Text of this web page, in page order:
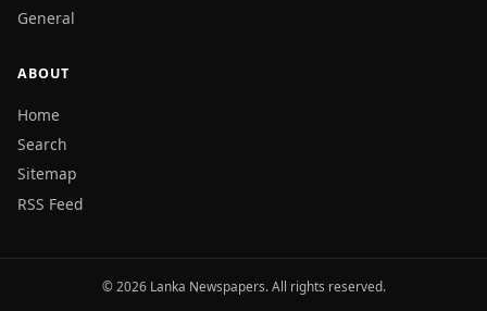
General
ABOUT
Home
Search
Sitemap
RSS Feed
© 2026 Lanka Newspapers. All rights reserved.